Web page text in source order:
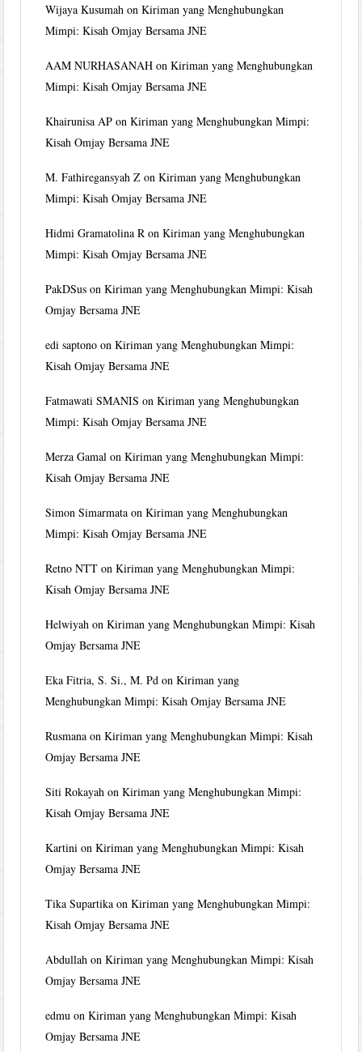
Wijaya Kusumah onKiriman yang Menghubungkan
Mimpi: Kisah Omjay Bersama JNE
AAM NURHASANAH onKiriman yang Menghubungkan
Mimpi: Kisah Omjay Bersama JNE
Khairunisa AP onKiriman yang Menghubungkan Mimpi:
Kisah Omjay Bersama JNE
M. Fathiregansyah Z onKiriman yang Menghubungkan
Mimpi: Kisah Omjay Bersama JNE
Hidmi Gramatolina R onKiriman yang Menghubungkan
Mimpi: Kisah Omjay Bersama JNE
PakDSus onKiriman yang Menghubungkan Mimpi: Kisah
Omjay Bersama JNE
edi saptono onKiriman yang Menghubungkan Mimpi:
Kisah Omjay Bersama JNE
Fatmawati SMANIS onKiriman yang Menghubungkan
Mimpi: Kisah Omjay Bersama JNE
Merza Gamal onKiriman yang Menghubungkan Mimpi:
Kisah Omjay Bersama JNE
Simon Simarmata onKiriman yang Menghubungkan
Mimpi: Kisah Omjay Bersama JNE
Retno NTT onKiriman yang Menghubungkan Mimpi:
Kisah Omjay Bersama JNE
Helwiyah onKiriman yang Menghubungkan Mimpi: Kisah
Omjay Bersama JNE
Eka Fitria, S. Si., M. Pd onKiriman yang
Menghubungkan Mimpi: Kisah Omjay Bersama JNE
Rusmana onKiriman yang Menghubungkan Mimpi: Kisah
Omjay Bersama JNE
Siti Rokayah onKiriman yang Menghubungkan Mimpi:
Kisah Omjay Bersama JNE
Kartini onKiriman yang Menghubungkan Mimpi: Kisah
Omjay Bersama JNE
Tika Supartika onKiriman yang Menghubungkan Mimpi:
Kisah Omjay Bersama JNE
Abdullah onKiriman yang Menghubungkan Mimpi: Kisah
Omjay Bersama JNE
edmu onKiriman yang Menghubungkan Mimpi: Kisah
Omjay Bersama JNE